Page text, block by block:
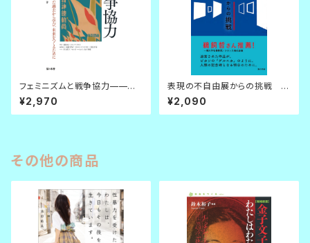
フェミニズムと戦争協力——見
えなかった見えなかった過去か
ら学び、未来をつくるために
¥2,970
表現の不自由展からの挑戦 消
されたアートと対話する12のヒ
ント
¥2,090
その他の商品